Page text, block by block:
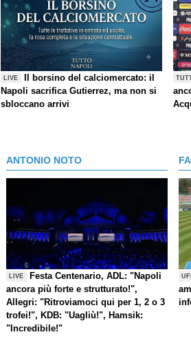
LIVE
Il borsino del calciomercato: il
Napoli sacrifica Gutierrez, ma non si
sbloccano arrivi
ANTONIO NOTO
LIVE
Festa Centenario, ADL: "Napoli
ancora più forte e strutturato!",
Allegri: "Ritroviamoci qui per 1, 2 o 3
trofei!", KDB: "Uagliù!", Hamsik:
"Incredibile!"